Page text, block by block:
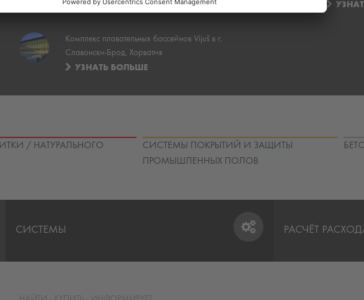
УЗНАТЬ БОЛЬШЕ
Комплекс плавательных бассейнов Vijuš в г.
Славонски-Брод, Хорватия
УЗНАТЬ БОЛЬШЕ
/ НАТУРАЛЬНОГО
СИСТЕМЫ ПОКРЫТИЙ И ЗАЩИТЫ
ПРОМЫШЛЕННЫХ ПОЛОВ
СИСТЕМЫ РАСЧЁТ